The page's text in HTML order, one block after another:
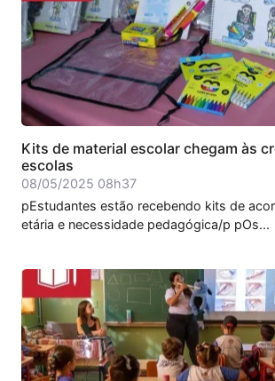
Kits de material escolar chegam às
escolas
08/05/2025 08h37
pEstudantes estão recebendo kits de
etária e necessidade pedagógica/p pOs...